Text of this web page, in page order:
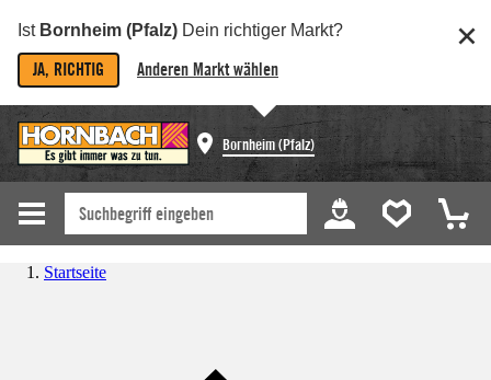
Ist Bornheim (Pfalz) Dein richtiger Markt?
JA, RICHTIG Anderen Markt wählen
Bornheim (Pfalz)
Startseite